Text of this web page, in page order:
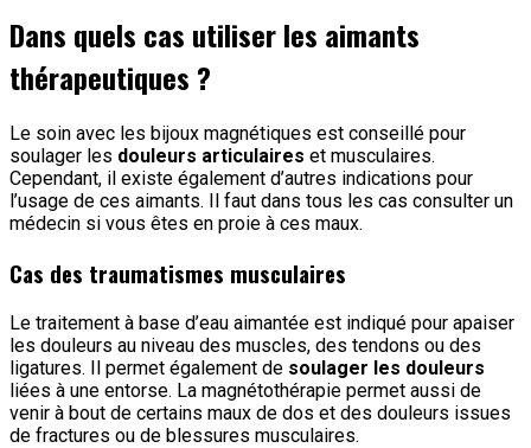
Dans quels cas utiliser les aimants
thérapeutiques ?
Le soin avec les bijoux magnétiques est conseillé pour
soulager les douleurs articulaires et musculaires.
Cependant, il existe également d’autres indications pour
l’usage de ces aimants. Il faut dans tous les cas consulter un
médecin si vous êtes en proie à ces maux.
Cas des traumatismes musculaires
Le traitement à base d’eau aimantée est indiqué pour apaiser
les douleurs au niveau des muscles, des tendons ou des
ligatures. Il permet également de soulager les douleurs
liées à une entorse. La magnétothérapie permet aussi de
venir à bout de certains maux de dos et des douleurs issues
de fractures ou de blessures musculaires.